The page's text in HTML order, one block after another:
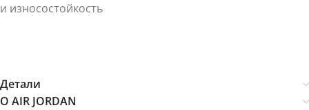
и износостойкость
Детали
О AIR JORDAN